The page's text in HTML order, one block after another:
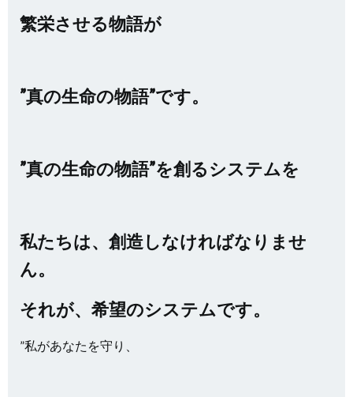
繁栄させる物語が
”真の生命の物語”です。
”真の生命の物語”を創るシステムを
私たちは、創造しなければなりませ
ん。
それが、希望のシステムです。
”私があなたを守り、